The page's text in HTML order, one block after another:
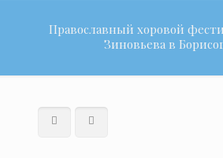
Православный хоровой
Зиновьева в